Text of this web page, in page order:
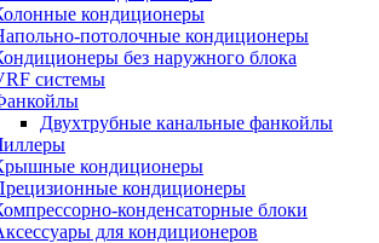
кондиционеры
потолочные кондиционеры
без наружного блока
системы
Двухтрубные канальные фанкойлы
кондиционеры
кондиционеры
конденсаторные блоки
для кондиционеров